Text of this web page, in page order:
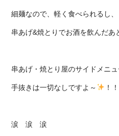
細麺なので、軽く食べられるし、
串あげ&焼とりでお酒を飲んだあ
串あげ・焼とり屋のサイドメニュ
手抜きは一切なしですよ～ ！
涙 涙 涙